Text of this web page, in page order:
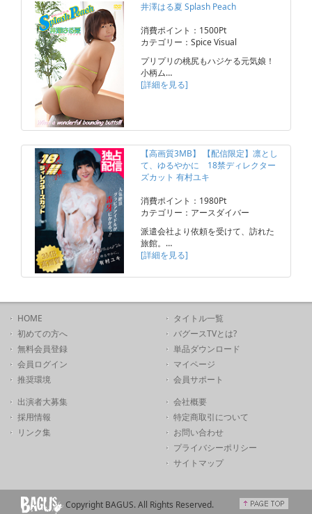
井澤はる夏 Splash Peach
消費ポイント：1500Pt
カテゴリー：Spice Visual
プリプリの桃尻もハジケる元気娘！
小柄ム…
[詳細を見る]
【高画質3MB】 【配信限定】凛とし
て、ゆるやかに 18禁ディレクター
ズカット 有村ユキ
消費ポイント：1980Pt
カテゴリー：アースダイバー
派遣会社より依頼を受けて、訪れた
旅館。…
[詳細を見る]
HOME
初めての方へ
無料会員登録
会員ログイン
推奨環境
タイトル一覧
バグースTVとは?
単品ダウンロード
マイページ
会員サポート
出演者大募集
採用情報
リンク集
会社概要
特定商取引について
お問い合わせ
プライバシーポリシー
サイトマップ
Copyright BAGUS. All Rights Reserved.